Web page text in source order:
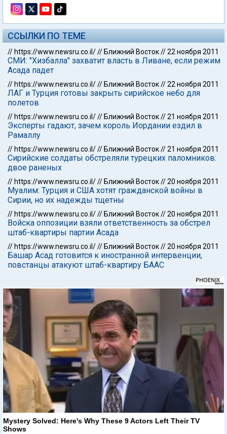
ССЫЛКИ ПО ТЕМЕ
// https://www.newsru.co.il/// Ближний Восток//22 ноября 2011
СМИ: "Хизбалла" захватит власть в Ливане, если режим
Асада падет
// https://www.newsru.co.il/// Ближний Восток//22 ноября 2011
ЛАГ и Турция готовы закрыть сирийское небо для
полетов
// https://www.newsru.co.il/// Ближний Восток//21 ноября 2011
Эксперты гадают, зачем король Иордании ездил в
Рамаллу
// https://www.newsru.co.il/// Ближний Восток//21 ноября 2011
Сирийские солдаты обстреляли турецких паломников:
двое раненых
// https://www.newsru.co.il/// Ближний Восток//20 ноября 2011
Муалим: Турция и США хотят гражданской войны в
Сирии, но их надежды тщетны
// https://www.newsru.co.il/// Ближний Восток//20 ноября 2011
Войска оппозиции взяли ответственность за обстрел
штаб-квартиры партии Асада
// https://www.newsru.co.il/// Ближний Восток//20 ноября 2011
Башар Асад готовится к иностранной интервенции,
повстанцы атакуют штаб-квартиру БААС
Mystery Solved: Here's Why These 9 Actors Left Their TV
Shows